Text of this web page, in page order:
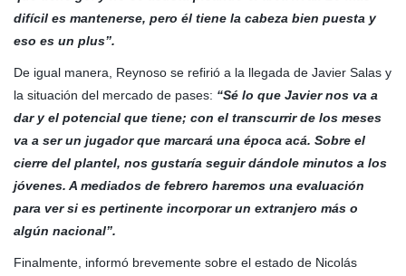
difícil es mantenerse, pero él tiene la cabeza bien puesta y
eso es un plus”.
De igual manera, Reynoso se refirió a la llegada de Javier Salas y
la situación del mercado de pases: “Sé lo que Javier nos va a
dar y el potencial que tiene; con el transcurrir de los meses
va a ser un jugador que marcará una época acá. Sobre el
cierre del plantel, nos gustaría seguir dándole minutos a los
jóvenes. A mediados de febrero haremos una evaluación
para ver si es pertinente incorporar un extranjero más o
algún nacional”.
Finalmente, informó brevemente sobre el estado de Nicolás